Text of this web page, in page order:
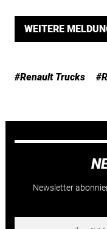
WEITERE
#Renault Trucks
Newsletter